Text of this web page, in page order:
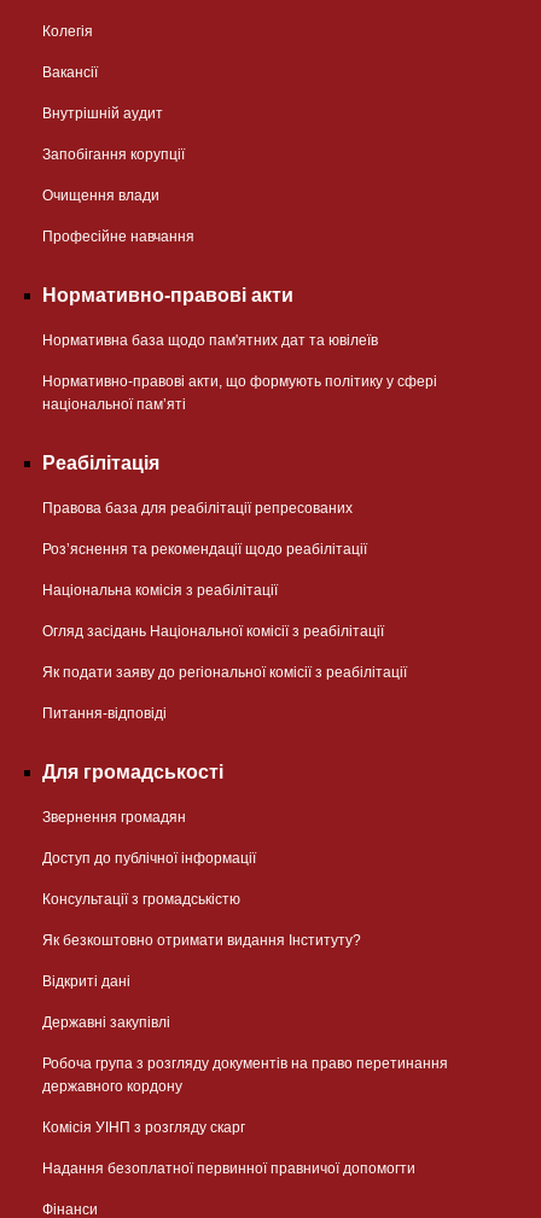
Колегія
Вакансії
Внутрішній аудит
Запобігання корупції
Очищення влади
Професійне навчання
Нормативно-правові акти
Нормативна база щодо пам'ятних дат та ювілеїв
Нормативно-правові акти, що формують політику у сфері
національної памʼяті
Реабілітація
Правова база для реабілітації репресованих
Розʼяснення та рекомендації щодо реабілітації
Національна комісія з реабілітації
Огляд засідань Національної комісії з реабілітації
Як подати заяву до регіональної комісії з реабілітації
Питання-відповіді
Для громадськості
Звернення громадян
Доступ до публічної інформації
Консультації з громадськістю
Як безкоштовно отримати видання Інституту?
Відкриті дані
Державні закупівлі
Робоча група з розгляду документів на право перетинання
державного кордону
Комісія УІНП з розгляду скарг
Надання безоплатної первинної правничої допомогти
Фінанси